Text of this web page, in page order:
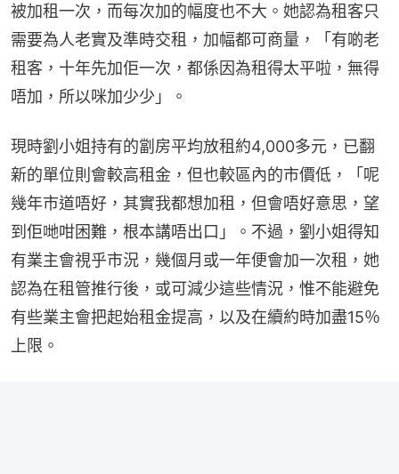
被加租一次，而每次加的幅度也不大。她認為租客只
需要為人老實及準時交租，加幅都可商量，「有啲老
租客，十年先加佢一次，都係因為租得太平啦，無得
唔加，所以咪加少少」。
現時劉小姐持有的劏房平均放租約4,000多元，已翻
新的單位則會較高租金，但也較區內的市價低，「呢
幾年市道唔好，其實我都想加租，但會唔好意思，望
到佢哋咁困難，根本講唔出口」。不過，劉小姐得知
有業主會視乎市況，幾個月或一年便會加一次租，她
認為在租管推行後，或可減少這些情況，惟不能避免
有些業主會把起始租金提高，以及在續約時加盡15％
上限。